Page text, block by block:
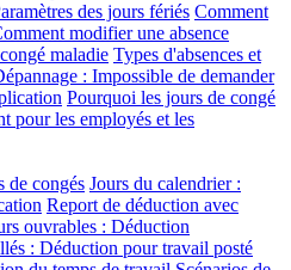
des jours fériés Comment
modifier une absence
maladie Types d'absences et
: Impossible de demander
Pourquoi les jours de congé
pour les employés et les
de congés Jours du calendrier :
Report de déduction avec
ouvrables : Déduction
: Déduction pour travail posté